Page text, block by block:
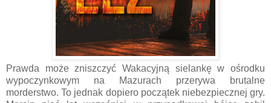
Prawda może zniszczyć Wakacyjną sielankę w ośrodku
wypoczynkowym na Mazurach przerywa brutalne
morderstwo. To jednak dopiero początek niebezpiecznej gry.